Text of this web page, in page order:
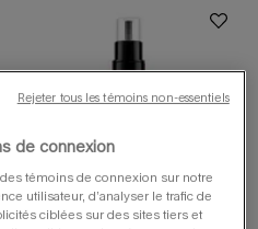
de connexion
témoins de connexion sur notre
utilisateur, d’analyser le trafic de
ciblées sur des sites tiers et
Rejeter tous les témoins non-essentiels